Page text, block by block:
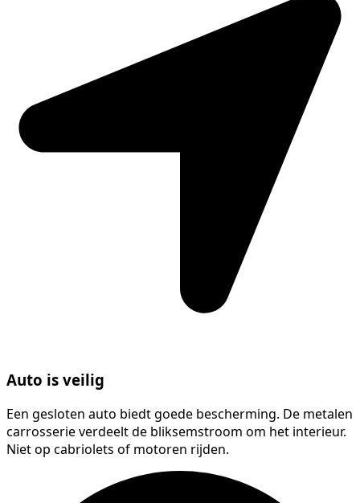
Auto is veilig
Een gesloten auto biedt goede bescherming. De metalen
carrosserie verdeelt de bliksemstroom om het interieur.
Niet op cabriolets of motoren rijden.